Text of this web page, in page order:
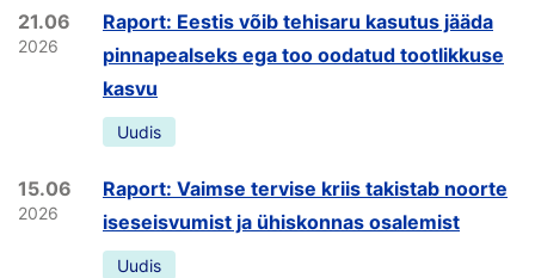
21.06
2026
Raport: Eestis võib tehisaru kasutus jääda
pinnapealseks ega too oodatud tootlikkuse
kasvu
Uudis
15.06
2026
Raport: Vaimse tervise kriis takistab noorte
iseseisvumist ja ühiskonnas osalemist
Uudis